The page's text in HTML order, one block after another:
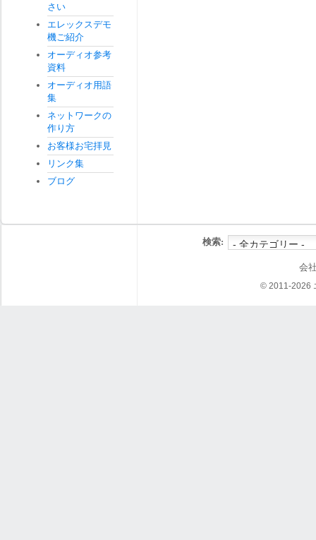
さい
エレックスデモ
機ご紹介
オーディオ参考
資料
オーディオ用語
集
ネットワークの
作り方
お客様お宅拝見
リンク集
ブログ
検索:
会
© 2011-2026